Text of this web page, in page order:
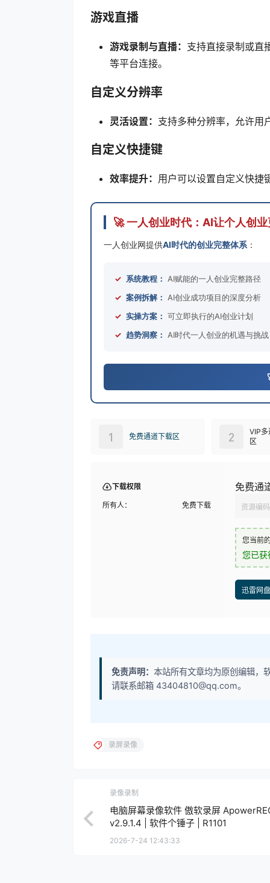
游戏直播
游戏录制与直播： 支持直接录制或
等平台连接。
自定义分辨率
灵活设置： 支持多种分辨率，允许用
自定义快捷键
效率提升： 用户可以设置自定义快捷
🚀 一人创业时代：AI让个人创
一人创业网提供AI时代的创业完整体系 ：
✓ 系统教程：
AI赋能的一人创业完整路径
✓ 案例拆解：
AI创业成功项目的深度分析
✓ 实操方案： 可立即执行的AI创业计划
✓ 趋势洞察： AI时代一人创业的机遇与挑战
免费通道下载区
1
VIP
区
2
下载权限
所有人： 免费下载
免费通
资源编
您当前
您已获
迅雷网盘
免责声明： 本站所有文章均为原创编辑，
请联系邮箱 43404810@qq.com。
录屏录像
录像录制
电脑屏幕录像软件 傲软录屏
v2.9.1.4 | 软件个锤子 | R1101
2026-7-24 12:43:33